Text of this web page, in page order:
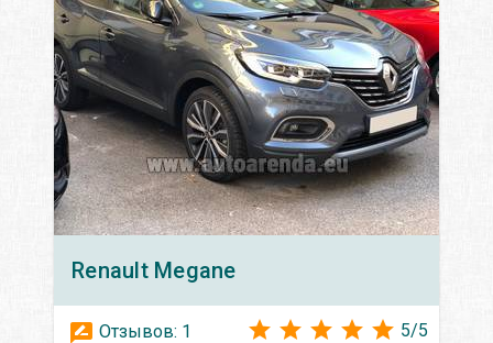
Renault Megane
Отзывов: 1 5/5